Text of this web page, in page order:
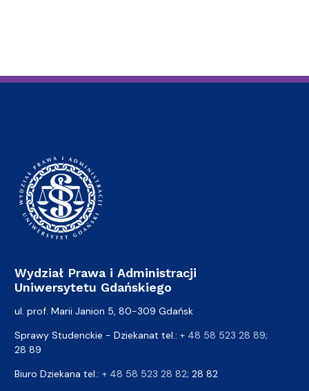
Wydział Prawa i Administracji
Uniwersytetu Gdańskiego
ul. prof. Marii Janion 5, 80-309 Gdańsk
Sprawy Studenckie - Dziekanat tel.: + 48 58 523 28 89;
28 89
Biuro Dziekana tel.: + 48 58 523 28 82; 28 82